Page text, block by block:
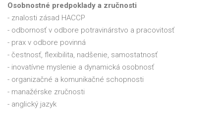
Osobnostné predpoklady a zručnosti
- znalosti zásad HACCP
- odbornosť v odbore potravinárstvo a pracovitosť
- prax v odbore povinná
- čestnosť, flexibilita, nadšenie, samostatnosť
- inovatívne myslenie a dynamická osobnosť
- organizačné a komunikačné schopnosti
- manažérske zručnosti
- anglický jazyk